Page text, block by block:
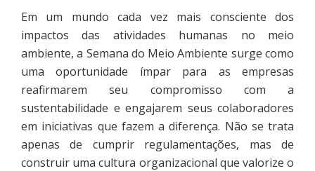
Em um mundo cada vez mais consciente dos
impactos das atividades humanas no meio
ambiente, a Semana do Meio Ambiente surge como
uma oportunidade ímpar para as empresas
reafirmarem seu compromisso com a
sustentabilidade e engajarem seus colaboradores
em iniciativas que fazem a diferença. Não se trata
apenas de cumprir regulamentações, mas de
construir uma cultura organizacional que valorize o